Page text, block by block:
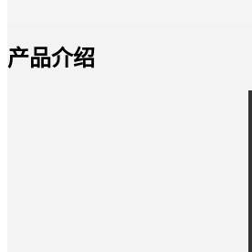
产品介绍